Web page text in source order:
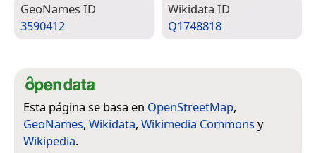
Geo­Names ID
3590412
Wiki­data ID
Q1748818
Esta página se basa en OpenStreetMap,
GeoNames, Wikidata, Wikimedia Commons y
Wikipedia.